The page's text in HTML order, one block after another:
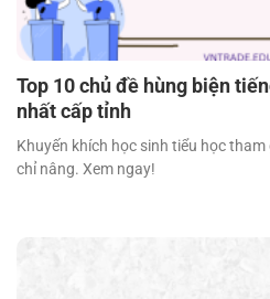
Top 10 chủ đề hùng biện
nhất cấp tỉnh
Khuyến khích học sinh tiểu học
chỉ nâng. Xem ngay!